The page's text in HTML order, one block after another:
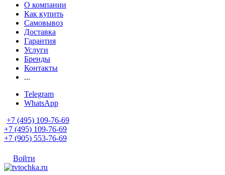
О компании
Как купить
Самовывоз
Доставка
Гарантия
Услуги
Бренды
Контакты
...
Telegram
WhatsApp
+7 (495) 109-76-69
+7 (495) 109-76-69
+7 (905) 553-76-69
Войти